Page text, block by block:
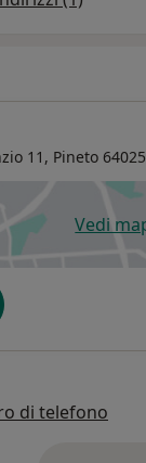
11, Pineto 64025
Vedi si
di telefono